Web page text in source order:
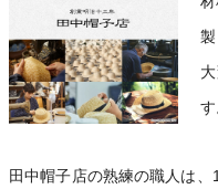
す
田中帽子店の熟練の職人は